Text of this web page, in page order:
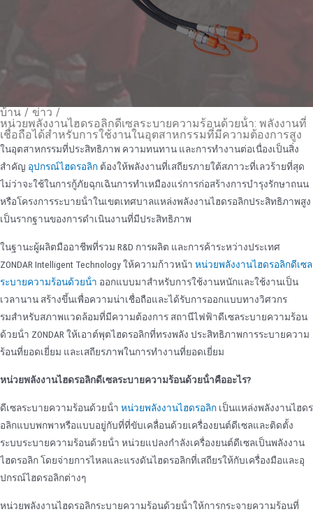
บ้าน / ข่าว /
หน่วยพลังงานไฮดรอลิกดีเซลระบายความร้อนด้วยน้ํา: พลังงานที่
เชื่อถือได้สําหรับการใช้งานในอุตสาหกรรมที่มีความต้องการสูง
ในอุตสาหกรรมที่ประสิทธิภาพ ความทนทาน และการทํางานต่อเนื่องเป็นสิ่ง
สําคัญ อุปกรณ์ไฮดรอลิก ต้องให้พลังงานที่เสถียรภายใต้สภาวะที่เลวร้ายที่สุด
ไม่ว่าจะใช้ในการกู้ภัยฉุกเฉินการทําเหมืองแร่การก่อสร้างการบํารุงรักษาถนน
หรือโครงการระบายน้ําในเขตเทศบาลแหล่งพลังงานไฮดรอลิกประสิทธิภาพสูง
เป็นรากฐานของการดําเนินงานที่มีประสิทธิภาพ
ในฐานะผู้ผลิตมืออาชีพที่รวม R&D การผลิต และการค้าระหว่างประเทศ
ZONDAR Intelligent Technology ให้ความก้าวหน้า หน่วยพลังงานไฮดรอลิกดีเซล
ระบายความร้อนด้วยน้ํา ออกแบบมาสําหรับการใช้งานหนักและใช้งานเป็น
เวลานาน สร้างขึ้นเพื่อความน่าเชื่อถือและได้รับการออกแบบทางวิศวกร
รมสําหรับสภาพแวดล้อมที่มีความต้องการ สถานีไฟฟ้าดีเซลระบายความร้อน
ด้วยน้ํา ZONDAR ให้เอาต์พุตไฮดรอลิกที่ทรงพลัง ประสิทธิภาพการระบายความ
ร้อนที่ยอดเยี่ยม และเสถียรภาพในการทํางานที่ยอดเยี่ยม
หน่วยพลังงานไฮดรอลิกดีเซลระบายความร้อนด้วยน้ําคืออะไร?
ดีเซลระบายความร้อนด้วยน้ํา หน่วยพลังงานไฮดรอลิก เป็นแหล่งพลังงานไฮดร
อลิกแบบพกพาหรือแบบอยู่กับที่ที่ขับเคลื่อนด้วยเครื่องยนต์ดีเซลและติดตั้ง
ระบบระบายความร้อนด้วยน้ํา หน่วยแปลงกําลังเครื่องยนต์ดีเซลเป็นพลังงาน
ไฮดรอลิก โดยจ่ายการไหลและแรงดันไฮดรอลิกที่เสถียรให้กับเครื่องมือและอุ
ปกรณ์ไฮดรอลิกต่างๆ
หน่วยพลังงานไฮดรอลิกระบายความร้อนด้วยน้ําให้การกระจายความร้อนที่